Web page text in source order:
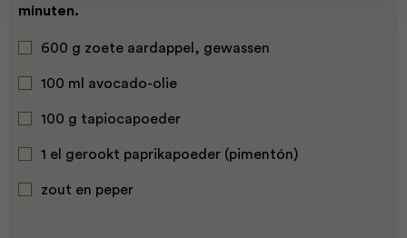
minuten.
600 g zoete aardappel, gewassen
100 ml avocado-olie
100 g tapiocapoeder
1 el gerookt paprikapoeder (pimentón)
zout en peper